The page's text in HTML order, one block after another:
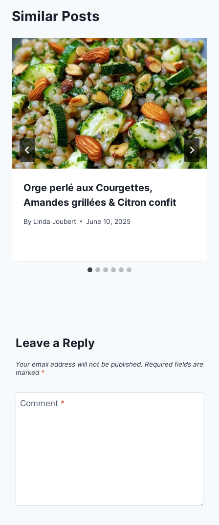
Similar Posts
Orge perlé aux Courgettes,
Amandes grillées & Citron confit
By Linda Joubert June 10, 2025
Leave a Reply
Your email address will not be published. Required fields are
marked *
Comment *